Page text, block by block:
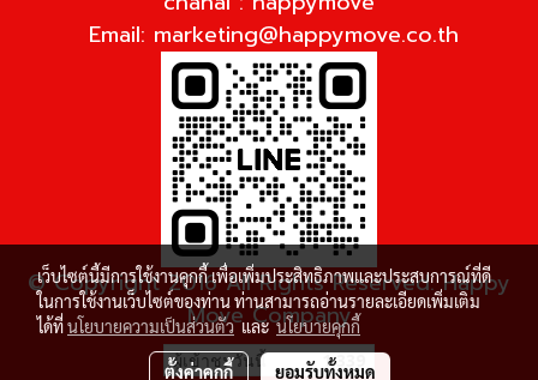
Email: marketing@happymove.co.th
© Copyright 2016 All Rights Reserved. Happy
Move Company
ผู้เข้าชมวันนี้ 1,339
เว็บไซต์นี้มีการใช้งานคุกกี้ เพื่อเพิ่มประสิทธิภาพและประสบการณ์ที่ดี
ในการใช้งานเว็บไซต์ของท่าน ท่านสามารถอ่านรายละเอียดเพิ่มเติม
ได้ที่นโยบายความเป็นส่วนตัวและนโยบายคุกกี้
ตั้งค่าคุกกี้ ยอมรับทั้งหมด